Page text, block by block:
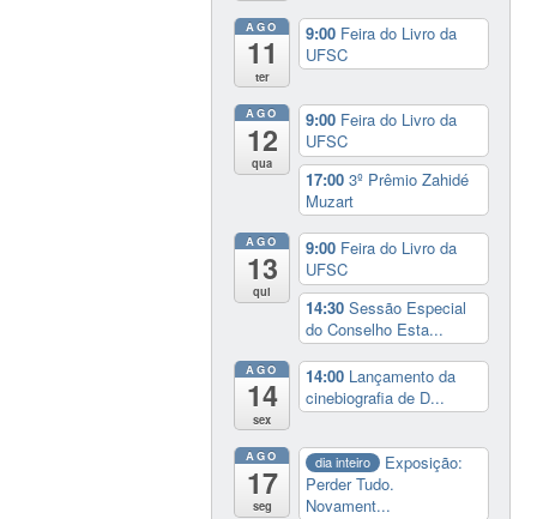
AGO
11
ter
9:00 Feira do Livro da
UFSC
AGO
12
qua
9:00 Feira do Livro da
UFSC
17:003º Prêmio Zahidé
Muzart
AGO
13
qui
9:00 Feira do Livro da
UFSC
14:30Sessão Especial
do Conselho Esta...
AGO
14
sex
14:00 Lançamento da
cinebiografia de D...
AGO
17
seg
dia inteiro
Exposição:
Perder Tudo.
Novament...